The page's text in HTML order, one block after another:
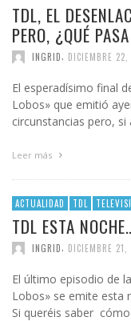
TDL, EL
PERO, ¿QUÉ
INGRID DICIEMBRE 22,
El esperadísimo final
Lobos» que emitió
circunstancias pero,
Leer más
ACTUALIDAD TDL
TDL ESTA
INGRID DICIEMBRE 21,
El último episodio de
Lobos» se emite esta
Si queréis saber